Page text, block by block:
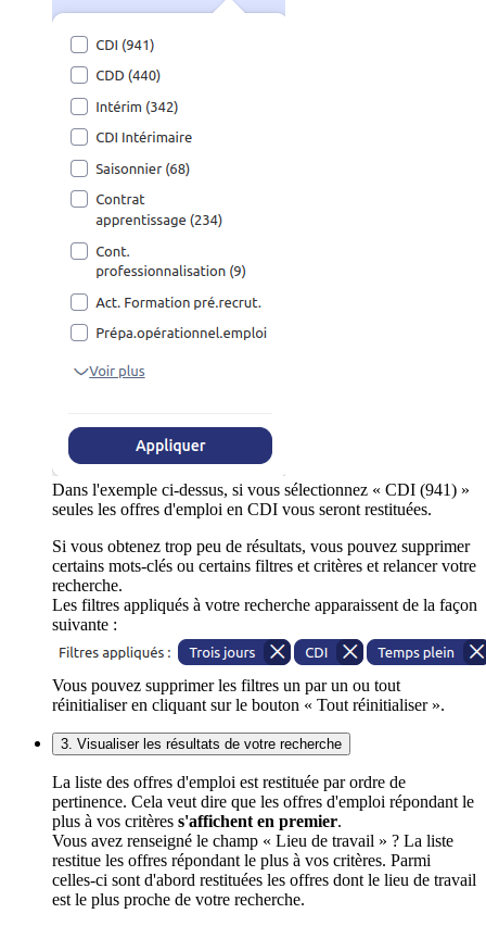
Dans l'exemple ci-dessus, si vous sélectionnez « CDI (941) »
seules les offres d'emploi en CDI vous seront restituées.
Si vous obtenez trop peu de résultats, vous pouvez supprimer
certains mots-clés ou certains filtres et critères et relancer votre
recherche.
Les filtres appliqués à votre recherche apparaissent de la façon
suivante :
Vous pouvez supprimer les filtres un par un ou tout
réinitialiser en cliquant sur le bouton « Tout réinitialiser ».
3. Visualiser les résultats de votre recherche
La liste des offres d'emploi est restituée par ordre de
pertinence. Cela veut dire que les offres d'emploi répondant le
plus à vos critères s'affichent en premier.
Vous avez renseigné le champ « Lieu de travail » ? La liste
restitue les offres répondant le plus à vos critères. Parmi
celles-ci sont d'abord restituées les offres dont le lieu de travail
est le plus proche de votre recherche.